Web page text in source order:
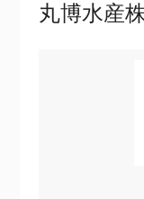
丸博水産